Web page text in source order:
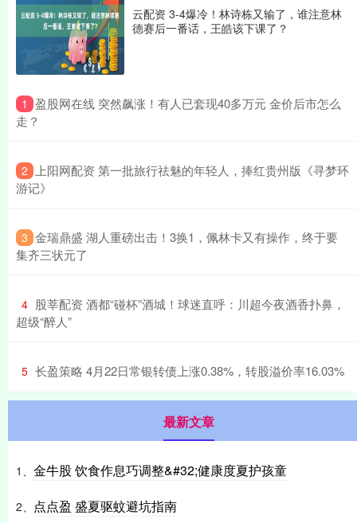
云配资 3-4爆冷！林诗栋又输了，谁注意林
德赛后一番话，王皓该下课了？
1 ​盈股网在线 突然飙涨！有人已套现40多万元 金价后市怎么
走？
2
​上阳网配资 第一批旅行祛魅的年轻人，捧红贵州版《寻梦环
游记》
3 ​金瑞鼎盛 湖人重磅出击！3换1，佩林卡又有操作，终于要
集齐三状元了
4 ​股莘配资 酒都“碰杯”酒城！球迷直呼：川超今夜酒香扑鼻，
超级“醉人”
5 ​长盈策略 4月22日常银转债上涨0.38%，转股溢价率16.03%
最新文章
1、 金牛股 饮食作息巧调整&#32;健康度夏护孩童
2、 点点盈 盛夏驱蚊避坑指南